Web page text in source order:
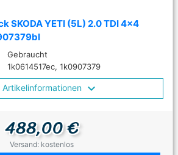
SKODA YETI (5L) 2.0 TDI 4x4
Gebraucht
1k0614517ec, 1k0907379
Artikelinformationen
488,00 €
Versand: kostenlos